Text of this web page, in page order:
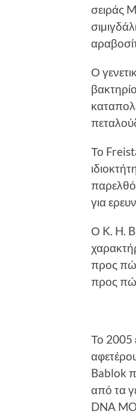
σειράς
Ο
Το
για
Ο K. H.
προς
προς
Το 2005
Bablok
από τα
DNA